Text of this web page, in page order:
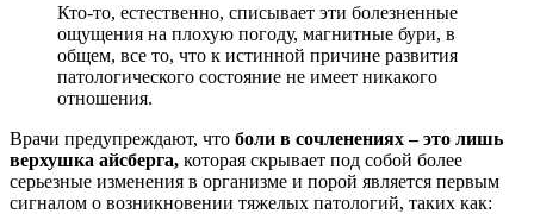
Кто-то, естественно, списывает эти болезненные
ощущения на плохую погоду, магнитные бури, в
общем, все то, что к истинной причине развития
патологического состояние не имеет никакого
отношения.
Врачи предупреждают, что боли в сочленениях – это лишь
верхушка айсберга, которая скрывает под собой более
серьезные изменения в организме и порой является первым
сигналом о возникновении тяжелых патологий, таких как: